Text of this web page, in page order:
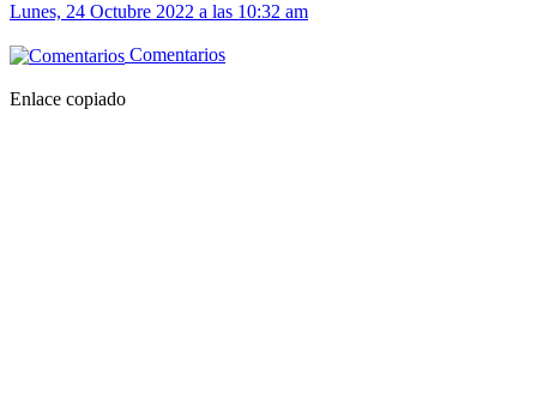
Lunes, 24 Octubre 2022 a las 10:32 am
Comentarios
Enlace copiado